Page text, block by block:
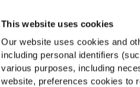
This website uses cookies
Our website uses cookies and
including personal identifiers
various purposes, including
website, preferences cookies to
Nos
News